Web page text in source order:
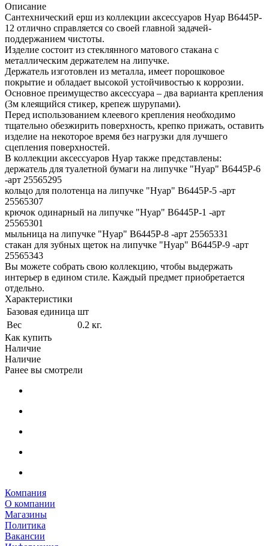
Описание
Сантехнический ерш из коллекции аксессуаров Нуар B6445P-
12 отлично справляется со своей главной задачей-
поддержанием чистоты.
Изделие состоит из стеклянного матового стакана с
металлическим держателем на липучке.
Держатель изготовлен из металла, имеет порошковое
покрытие и обладает высокой устойчивостью к коррозии.
Основное преимущество аксессуара – два варианта крепления
(3м клеящийся стикер, крепеж шурупами).
Перед использованием клеевого крепления необходимо
тщательно обезжирить поверхность, крепко прижать, оставить
изделие на некоторое время без нагрузки для лучшего
сцепления поверхностей.
В коллекции аксессуаров Нуар также представлены:
держатель для туалетной бумаги на липучке "Нуар" B6445P-6
-арт 25565295
кольцо для полотенца на липучке "Нуар" B6445P-5 -арт
25565307
крючок одинарный на липучке "Нуар" B6445P-1 -арт
25565301
мыльница на липучке "Нуар" B6445P-8 -арт 25565331
стакан для зубных щеток на липучке "Нуар" B6445P-9 -арт
25565343
Вы можете собрать свою коллекцию, чтобы выдержать
интерьер в едином стиле. Каждый предмет приобретается
отдельно.
Характеристики
Базовая единица шт
Вес
0.2 кг.
Как купить
Наличие
Наличие
Ранее вы смотрели
Компания
О компании
Магазины
Политика
Вакансии